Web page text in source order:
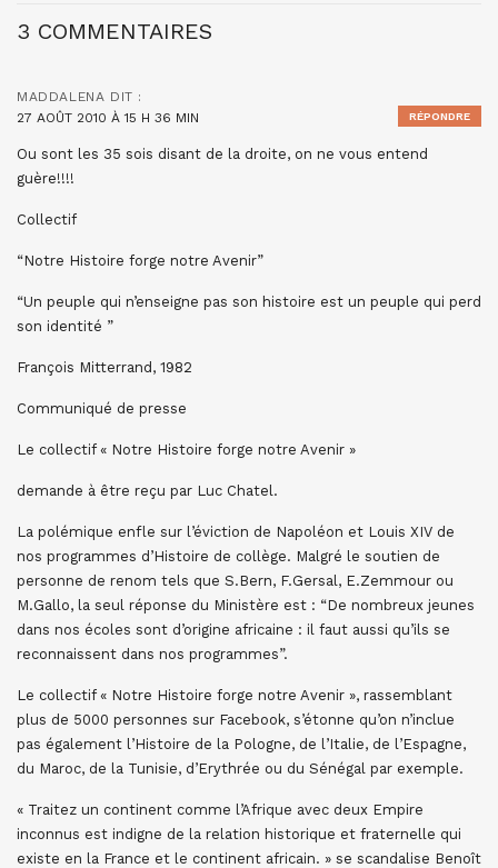
3 COMMENTAIRES
MADDALENA DIT :
27 AOÛT 2010 À 15 H 36 MIN
Ou sont les 35 sois disant de la droite, on ne vous entend
guère!!!!
Collectif
“Notre Histoire forge notre Avenir”
“Un peuple qui n’enseigne pas son histoire est un peuple qui perd
son identité ”
François Mitterrand, 1982
Communiqué de presse
Le collectif « Notre Histoire forge notre Avenir »
demande à être reçu par Luc Chatel.
La polémique enfle sur l’éviction de Napoléon et Louis XIV de
nos programmes d’Histoire de collège. Malgré le soutien de
personne de renom tels que S.Bern, F.Gersal, E.Zemmour ou
M.Gallo, la seul réponse du Ministère est : “De nombreux jeunes
dans nos écoles sont d’origine africaine : il faut aussi qu’ils se
reconnaissent dans nos programmes”.
Le collectif « Notre Histoire forge notre Avenir », rassemblant
plus de 5000 personnes sur Facebook, s’étonne qu’on n’inclue
pas également l’Histoire de la Pologne, de l’Italie, de l’Espagne,
du Maroc, de la Tunisie, d’Erythrée ou du Sénégal par exemple.
« Traitez un continent comme l’Afrique avec deux Empire
inconnus est indigne de la relation historique et fraternelle qui
existe en la France et le continent africain. » se scandalise Benoît
RÉPONDRE